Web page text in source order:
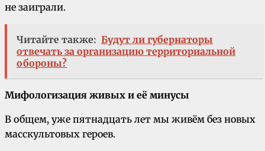
не заиграли.
Читайте также: Будут ли губернаторы
отвечать за организацию территориальной
обороны?
Мифологизация живых и её минусы
В общем, уже пятнадцать лет мы живём без новых
масскультовых героев.